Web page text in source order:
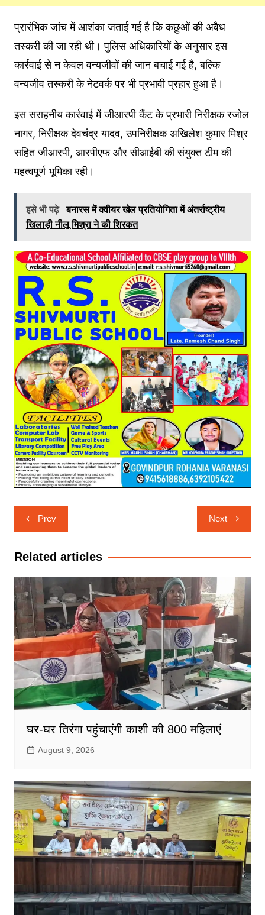
प्रारंभिक जांच में आशंका जताई गई है कि कछुओं की अवैध
तस्करी की जा रही थी। पुलिस अधिकारियों के अनुसार इस
कार्रवाई से न केवल वन्यजीवों की जान बचाई गई है, बल्कि
वन्यजीव तस्करी के नेटवर्क पर भी प्रभावी प्रहार हुआ है।
इस सराहनीय कार्रवाई में जीआरपी कैंट के प्रभारी निरीक्षक रजोल
नागर, निरीक्षक देवचंद्र यादव, उपनिरीक्षक अखिलेश कुमार मिश्र
सहित जीआरपी, आरपीएफ और सीआईबी की संयुक्त टीम की
महत्वपूर्ण भूमिका रही।
इसे भी पढ़े बनारस में क्वीयर खेल प्रतियोगिता में अंतर्राष्ट्रीय
खिलाड़ी नीलू मिश्रा ने की शिरकत
Post
navigation
Prev Next
Related articles
घर-घर तिरंगा पहुंचाएंगी काशी की 800 महिलाएं
August 9, 2026